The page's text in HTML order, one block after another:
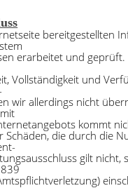
bereitgestellten
erarbeitet und geprüft.
Vollständigkeit und
wir allerdings nicht
kommt
die durch die
gilt nicht,